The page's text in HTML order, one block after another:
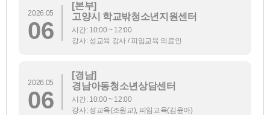
2026.05
06
[본부]
고양시 학교밖청소년지원센터
시간: 10:00 ~ 12:00
강사: 성교육 강사 / 피임교육 의료인
2026.05
06
[경남]
경남아동청소년상담센터
시간: 10:00 ~ 12:00
강사: 성교육(조원교), 피임교육(김윤아)